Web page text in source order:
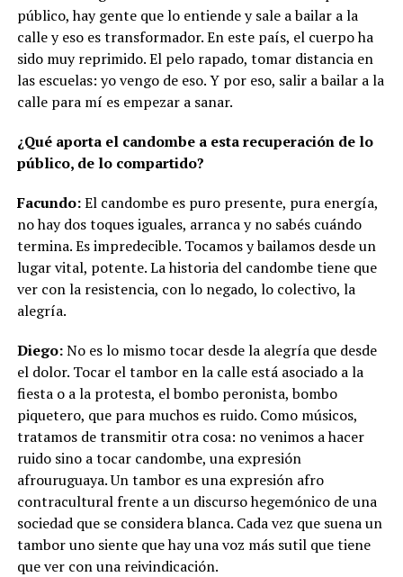
público, hay gente que lo entiende y sale a bailar a la
calle y eso es transformador.En este país, el cuerpo ha
sido muy reprimido. El pelo rapado, tomar distancia en
las escuelas: yo vengo de eso. Y por eso, salir a bailar a la
calle para mí es empezar a sanar.
¿Qué aporta el candombe a esta recuperación de lo
público, de lo compartido?
Facundo:El candombe es puro presente, pura energía,
no hay dos toques iguales, arranca y no sabés cuándo
termina. Es impredecible. Tocamos y bailamos desde un
lugar vital, potente. La historia del candombe tiene que
ver con la resistencia, con lo negado, lo colectivo, la
alegría.
Diego:No es lo mismo tocar desde la alegría que desde
el dolor. Tocar el tambor en la calle está asociado a la
fiesta o a la protesta, el bombo peronista, bombo
piquetero, que para muchos es ruido. Como músicos,
tratamos de transmitir otra cosa: no venimos a hacer
ruido sino a tocar candombe, una expresión
afrouruguaya. Un tambor es una expresión afro
contracultural frente a un discurso hegemónico de una
sociedad que se considera blanca. Cada vez que suena un
tambor uno siente que hay una voz más sutil que tiene
que ver con una reivindicación.